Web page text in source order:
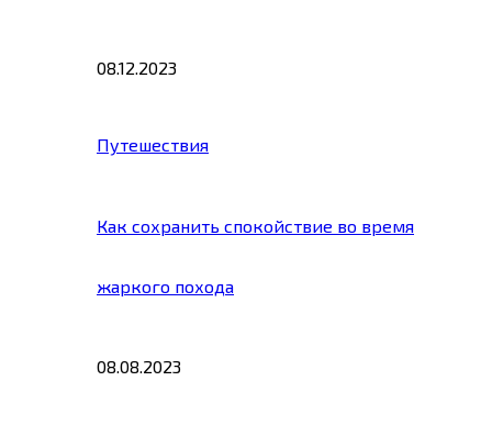
08.12.2023
Путешествия
Как сохранить спокойствие во время
жаркого похода
08.08.2023